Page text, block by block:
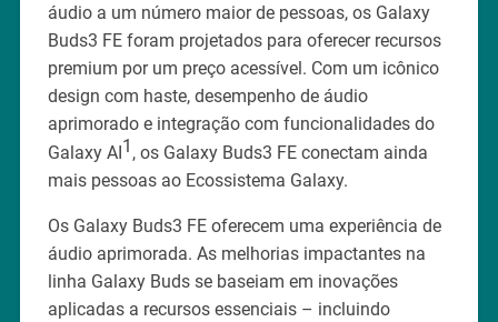
áudio a um número maior de pessoas, os Galaxy
Buds3 FE foram projetados para oferecer recursos
premium por um preço acessível. Com um icônico
design com haste, desempenho de áudio
aprimorado e integração com funcionalidades do
Galaxy AI1 , os Galaxy Buds3 FE conectam ainda
mais pessoas ao Ecossistema Galaxy.
Os Galaxy Buds3 FE oferecem uma experiência de
áudio aprimorada. As melhorias impactantes na
linha Galaxy Buds se baseiam em inovações
aplicadas a recursos essenciais – incluindo